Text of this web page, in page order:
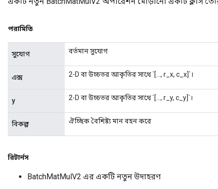
পরামিতি
সুযোগ বর্তমান সুযোগ
এক্স 2-D বা উচ্চতর আকৃতির সাথে `[..., r_x, c_x]`।
y 2-D বা উচ্চতর আকৃতির সাথে `[..., r_y, c_y]`।
বিকল্প ঐচ্ছিক বৈশিষ্ট্য মান বহন করে
রিটার্নস
BatchMatMulV2 এর একটি নতুন উদাহরণ